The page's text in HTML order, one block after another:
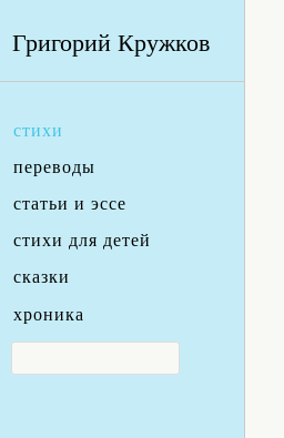
Григорий Кружков
стихи
переводы
статьи и эссе
стихи для детей
сказки
хроника